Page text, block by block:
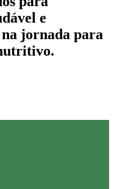
e
na jornada para